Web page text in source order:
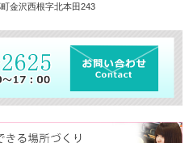
金沢西根字北本田243